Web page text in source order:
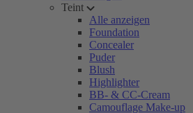
Teint
Alle anzeigen
Foundation
Concealer
Puder
Blush
Highlighter
BB- & CC-Cream
Camouflage Make-up